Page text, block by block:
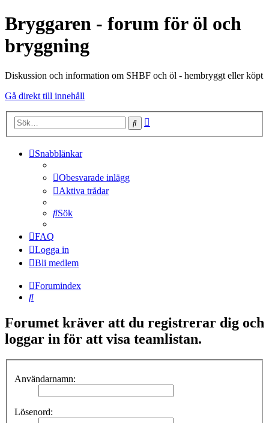
Bryggaren - forum för öl och
bryggning
Diskussion och information om SHBF och öl - hembryggt eller köpt
Gå direkt till innehåll
Sök
Snabblänkar
Obesvarade inlägg
Aktiva trådar
Sök
FAQ
Logga in
Bli medlem
Forumindex
Sök
Forumet kräver att du registrerar dig och
loggar in för att visa teamlistan.
Användarnamn:
Lösenord: